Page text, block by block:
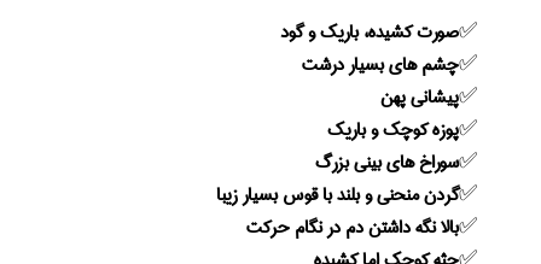
صورت کشیده، باریک و گود
چشم های بسیار درشت
پیشانی پهن
پوزه کوچک و باریک
سوراخ های بینی بزرگ
گردن منحنی و بلند با قوس بسیار زیبا
بالا نگه داشتن دم در نگام حرکت